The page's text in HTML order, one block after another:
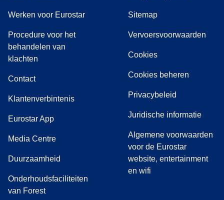
Werken voor Eurostar
Procedure voor het
behandelen van
klachten
Contact
Klantenverbintenis
Eurostar App
Media Centre( opent in een nieuwe tab)
Duurzaamheid
Onderhoudsfaciliteiten
van Forest
Sitemap
Vervoersvoorwaarden
Cookies
Cookies beheren
Privacybeleid
Juridische informatie
Algemene voorwaarden
voor de Eurostar
website, entertainment
en wifi